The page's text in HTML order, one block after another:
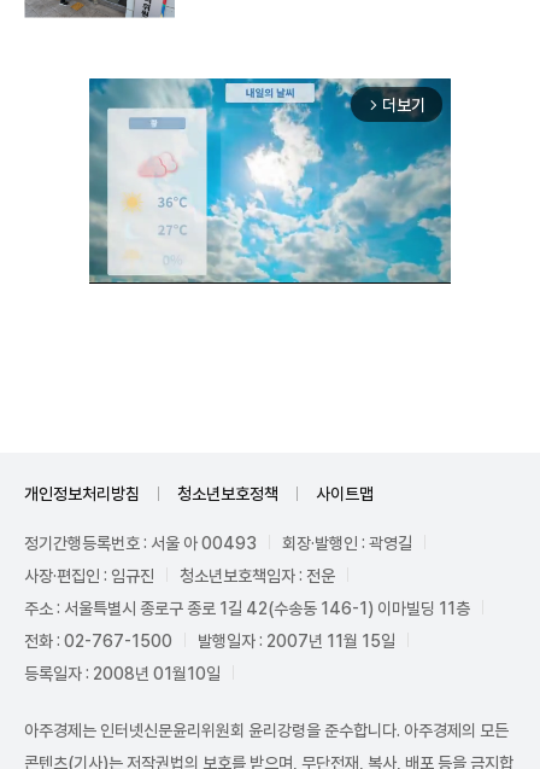
arrow_forward_ios 더보기
개인정보처리방침 청소년보호정책 사이트맵
정기간행등록번호 : 서울 아 00493
회장·발행인 : 곽영길
사장·편집인 : 임규진
청소년보호책임자 : 전운
주소 : 서울특별시 종로구 종로 1길 42(수송동 146-1) 이마빌딩 11층
전화 : 02-767-1500
발행일자 : 2007년 11월 15일
등록일자 : 2008년 01월10일
아주경제는 인터넷신문윤리위원회 윤리강령을 준수합니다. 아주경제의 모든
콘텐츠(기사)는 저작권법의 보호를 받으며, 무단전재, 복사, 배포 등을 금지합